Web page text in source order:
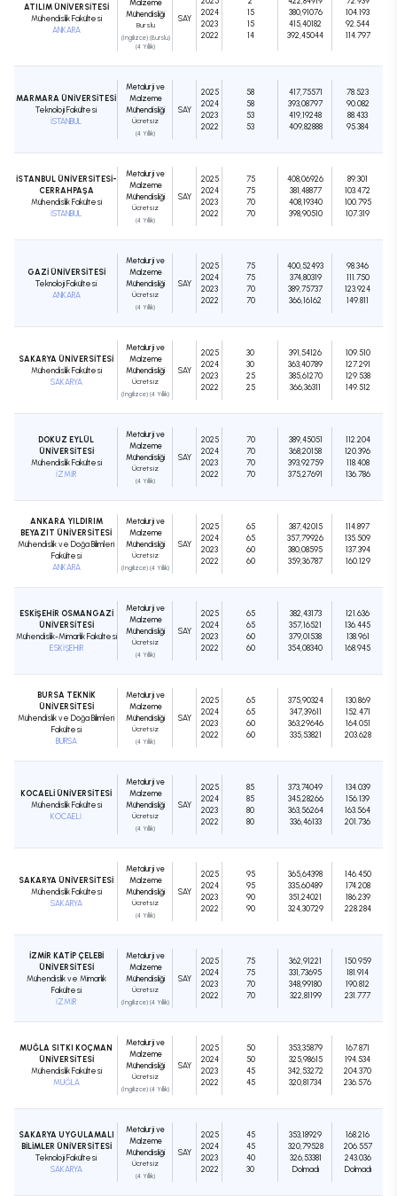
ATILIM ÜNİVERSİTESİ
Mühendislik Fakültesi
ANKARA
Malzeme
Mühendisliği
Burslu
(İngilizce) (Burslu)
(4 Yıllık)
SAY
2024
2023
2022
15
15
14
380,91076
415,40182
392,45044
104.193
92.544
114.797
MARMARA ÜNİVERSİTESİ
Teknoloji Fakültesi
İSTANBUL
Metalurji ve
Malzeme
Mühendisliği
Ücretsiz
(4 Yıllık)
SAY
2025
2024
2023
2022
58
58
53
53
417,75571
393,08797
419,19248
409,82888
78.523
90.082
88.433
95.384
İSTANBUL ÜNİVERSİTESİ-
CERRAHPAŞA
Mühendislik Fakültesi
İSTANBUL
Metalurji ve
Malzeme
Mühendisliği
Ücretsiz
(4 Yıllık)
SAY
2025
2024
2023
2022
75
75
70
70
408,06926
381,48877
408,19340
398,90510
89.301
103.472
100.795
107.319
GAZİ ÜNİVERSİTESİ
Teknoloji Fakültesi
ANKARA
Metalurji ve
Malzeme
Mühendisliği
Ücretsiz
(4 Yıllık)
SAY
2025
2024
2023
2022
75
75
70
70
400,52493
374,80319
389,75737
366,16162
98.346
111.750
123.924
149.811
SAKARYA ÜNİVERSİTESİ
Mühendislik Fakültesi
SAKARYA
Metalurji ve
Malzeme
Mühendisliği
Ücretsiz
(İngilizce) (4 Yıllık)
SAY
2025
2024
2023
2022
30
30
25
25
391,54126
363,40789
385,61270
366,36311
109.510
127.291
129.538
149.512
DOKUZ EYLÜL
ÜNİVERSİTESİ
Mühendislik Fakültesi
İZMİR
Metalurji ve
Malzeme
Mühendisliği
Ücretsiz
(4 Yıllık)
SAY
2025
2024
2023
2022
70
70
70
70
389,45051
368,20158
393,92759
375,27691
112.204
120.396
118.408
136.786
ANKARA YILDIRIM
BEYAZIT ÜNİVERSİTESİ
Mühendislik ve Doğa Bilimleri
Fakültesi
ANKARA
Metalurji ve
Malzeme
Mühendisliği
Ücretsiz
(İngilizce) (4 Yıllık)
SAY
2025
2024
2023
2022
65
65
60
60
387,42015
357,79926
380,08595
359,36787
114.897
135.509
137.394
160.129
ESKİŞEHİR OSMANGAZİ
ÜNİVERSİTESİ
Mühendislik-Mimarlık Fakültesi
ESKİŞEHİR
Metalurji ve
Malzeme
Mühendisliği
Ücretsiz
(4 Yıllık)
SAY
2025
2024
2023
2022
65
65
60
60
382,43173
357,16521
379,01538
354,08340
121.636
136.445
138.961
168.945
BURSA TEKNİK
ÜNİVERSİTESİ
Mühendislik ve Doğa Bilimleri
Fakültesi
BURSA
Metalurji ve
Malzeme
Mühendisliği
Ücretsiz
(4 Yıllık)
SAY
2025
2024
2023
2022
65
65
60
60
375,90324
347,39611
363,29646
335,53821
130.869
152.471
164.051
203.628
KOCAELİ ÜNİVERSİTESİ
Mühendislik Fakültesi
KOCAELİ
Metalurji ve
Malzeme
Mühendisliği
Ücretsiz
(4 Yıllık)
SAY
2025
2024
2023
2022
85
85
80
80
373,74049
345,28266
363,56264
336,46133
134.039
156.139
163.564
201.736
SAKARYA ÜNİVERSİTESİ
Mühendislik Fakültesi
SAKARYA
Metalurji ve
Malzeme
Mühendisliği
Ücretsiz
(4 Yıllık)
SAY
2025
2024
2023
2022
95
95
90
90
365,64398
335,60489
351,24021
324,30729
146.450
174.208
186.239
228.284
İZMİR KATİP ÇELEBİ
ÜNİVERSİTESİ
Mühendislik ve Mimarlık
Fakültesi
İZMİR
Metalurji ve
Malzeme
Mühendisliği
Ücretsiz
(İngilizce) (4 Yıllık)
SAY
2025
2024
2023
2022
75
75
70
70
362,91221
331,73695
348,99180
322,81199
150.959
181.914
190.812
231.777
MUĞLA SITKI KOÇMAN
ÜNİVERSİTESİ
Mühendislik Fakültesi
MUĞLA
Metalurji ve
Malzeme
Mühendisliği
Ücretsiz
(İngilizce) (4 Yıllık)
SAY
2025
2024
2023
2022
50
50
45
45
353,35879
325,98615
342,53272
320,81734
167.871
194.534
204.370
236.576
SAKARYA UYGULAMALI
BİLİMLER ÜNİVERSİTESİ
Teknoloji Fakültesi
SAKARYA
Metalurji ve
Malzeme
Mühendisliği
Ücretsiz
(4 Yıllık)
SAY
2025
2024
2023
2022
45
45
40
30
353,18929
320,79528
326,53381
Dolmadı
168.216
206.557
243.036
Dolmadı